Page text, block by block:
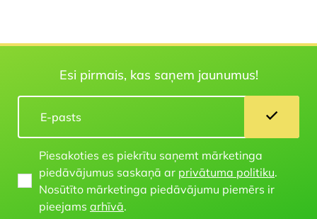
Esi pirmais, kas saņem jaunumus!
Piesakoties es piekrītu saņemt mārketinga
piedāvājumus saskaņā ar privātuma politiku.
Nosūtīto mārketinga piedāvājumu piemērs ir
pieejams arhīvā.